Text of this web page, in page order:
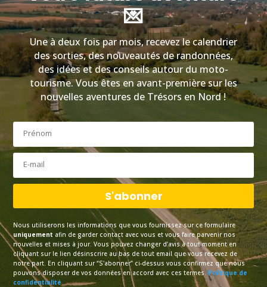
💌
Une à deux fois par mois, recevez le calendrier
des sorties, des nouveautés de randonnées,
des idées et des conseils autour du moto-
tourisme. Vous êtes en avant-première sur les
nouvelles aventures de Trésors en Nord !
S'abonner
Nous utiliserons les informations que vous fournissez sur ce formulaire
uniquement afin de garder contact avec vous et vous faire parvenir nos
nouvelles et mises à jour. Vous pouvez changer d’avis à tout moment en
cliquant sur le lien désinscrire au bas de tout email que vous recevez de
notre part. En cliquant sur “S'abonner” ci-dessus vous confirmez que nous
pouvons disposer de vos données en accord avec ces termes.Politique de
confidentialité